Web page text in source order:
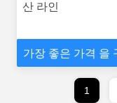
산 라인
가장 좋은 가격 을
1